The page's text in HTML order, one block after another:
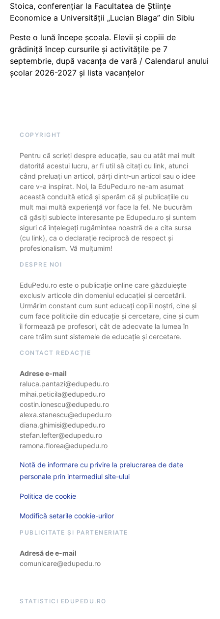
Stoica, conferențiar la Facultatea de Științe
Economice a Universității „Lucian Blaga” din Sibiu
Peste o lună începe școala. Elevii și copiii de
grădiniță încep cursurile și activitățile pe 7
septembrie, după vacanța de vară / Calendarul anului
școlar 2026-2027 și lista vacanțelor
COPYRIGHT
Pentru că scrieți despre educație, sau cu atât mai mult
datorită acestui lucru, ar fi util să citați cu link, atunci
când preluați un articol, părți dintr-un articol sau o idee
care v-a inspirat. Noi, la EduPedu.ro ne-am asumat
această conduită etică și sperăm că și publicațiile cu
mult mai multă experiență vor face la fel. Ne bucurăm
că găsiți subiecte interesante pe Edupedu.ro și suntem
siguri că înțelegeți rugămintea noastră de a cita sursa
(cu link), ca o declarație reciprocă de respect și
profesionalism. Vă mulțumim!
DESPRE NOI
EduPedu.ro este o publicație online care găzduiește
exclusiv articole din domeniul educației și cercetării.
Urmărim constant cum sunt educați copiii noștri, cine și
cum face politicile din educație și cercetare, cine și cum
îi formează pe profesori, cât de adecvate la lumea în
care trăim sunt sistemele de educație și cercetare.
CONTACT REDACȚIE
Adrese e-mail
raluca.pantazi@edupedu.ro
mihai.peticila@edupedu.ro
costin.ionescu@edupedu.ro
alexa.stanescu@edupedu.ro
diana.ghimisi@edupedu.ro
stefan.lefter@edupedu.ro
ramona.florea@edupedu.ro
Notă de informare cu privire la prelucrarea de date
personale prin intermediul site-ului
Politica de cookie
Modifică setarile cookie-urilor
PUBLICITATE ȘI PARTENERIATE
Adresă de e-mail
comunicare@edupedu.ro
STATISTICI EDUPEDU.RO